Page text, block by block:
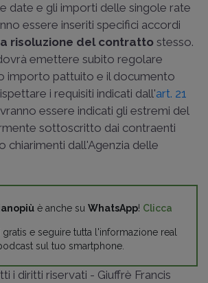
date e gli importi delle singole rate
essere inseriti specifici accordi
risoluzione del contratto stesso.
emettere subito regolare
importo pattuito e il documento
i requisiti indicati dall'art. 21
essere indicati gli estremi del
sottoscritto dai contraenti
chiarimenti dall'Agenzia delle
è anche su WhatsApp! Clicca
gratis e seguire tutta l'informazione real
sul tuo smartphone.
i diritti riservati - Giuffrè Francis